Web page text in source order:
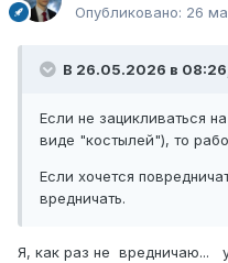
Опубликовано: 26
В 26.05.2026 в
Если не зацикливаться
виде "костылей"), то
Если хочется
вредничать.
Я, как раз не вредничаю...